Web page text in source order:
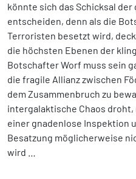
könnte sich das Schicksal der
entscheiden, denn als die
Terroristen besetzt wird,
die höchsten Ebenen der
Botschafter Worf muss sein
die fragile Allianz zwischen
dem Zusammenbruch zu
intergalaktische Chaos
einer gnadenlose Inspektion
Besatzung möglicherweise
wird …